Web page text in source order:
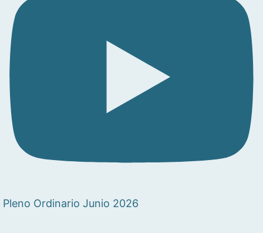
Pleno Ordinario Junio 2026